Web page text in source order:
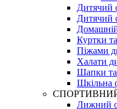
Дитячий
Дитячий
Куртки
Піжами
Халати
Шапки та
Шкільна
Лижний